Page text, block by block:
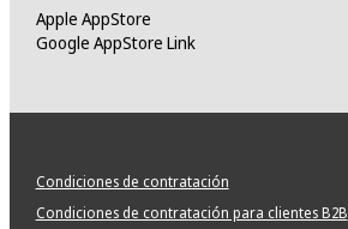
Apple AppStore
Google AppStore Link
Condiciones de contratación
Condiciones de contratación para clientes B2B